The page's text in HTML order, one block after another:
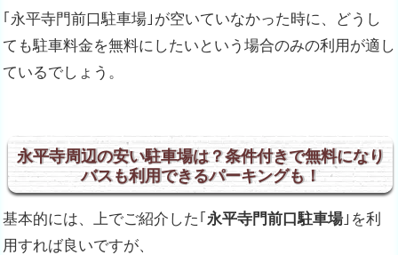
｢ 永平寺門前口駐車場 ｣が空いていなかった時に、どうし
ても駐車料金を無料にしたいという場合のみの利用が適し
ているでしょう。
永平寺周辺の安い駐車場は？条件付きで無料になり
バスも利用できるパーキングも！
基本的には、上でご紹介した｢ 永平寺門前口駐車場｣を利
用すれば良いですが、